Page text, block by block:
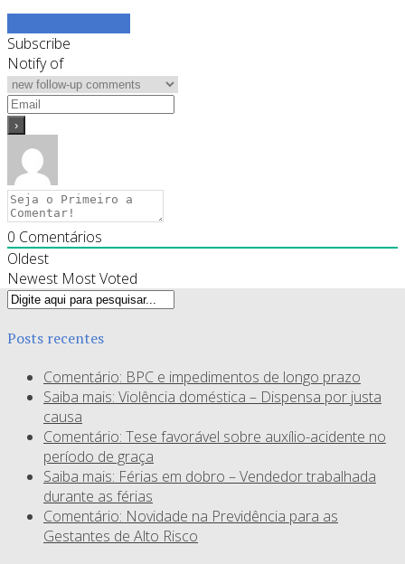
Subscribe
Notify of
0 Comentários
Oldest
Newest Most Voted
Posts recentes
Comentário: BPC e impedimentos de longo prazo
Saiba mais: Violência doméstica – Dispensa por justa
causa
Comentário: Tese favorável sobre auxílio-acidente no
período de graça
Saiba mais: Férias em dobro – Vendedor trabalhada
durante as férias
Comentário: Novidade na Previdência para as
Gestantes de Alto Risco